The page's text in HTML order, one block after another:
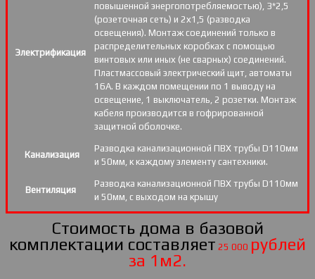
Электрификация
повышенной энергопотребляемостью), 3*2,5
(розеточная сеть) и 2х1,5 (разводка
освещения). Монтаж соединений только в
распределительных коробках с помощью
винтовых или иных (не сварных) соединений.
Пластмассовый электрический щит, автоматы
16А. В каждом помещении по 1 выводу на
освещение, 1 выключатель, 2 розетки. Монтаж
кабеля производится в гофрированной
защитной оболочке.
Канализация
Разводка канализационной ПВХ трубы D110мм
и 50мм, к каждому элементу сантехники.
Вентиляция
Разводка канализационной ПВХ трубы D110мм
и 50мм, с выходом на крышу
Стоимость дома в базовой
комплектации составляет 25 000 рублей
за 1м2.